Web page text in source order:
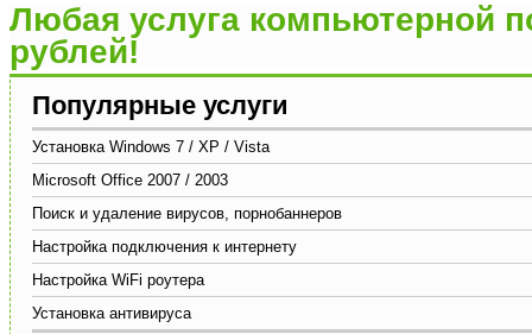
Любая услуга компьютерной
рублей!
Популярные услуги
Установка Windows 7 / XP / Vista
Microsoft Office 2007 / 2003
Поиск и удаление вирусов, порнобаннеров
Настройка подключения к интернету
Настройка WiFi роутера
Установка антивируса